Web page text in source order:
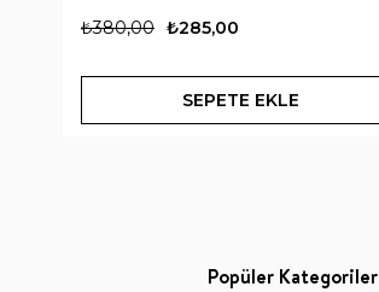
₺285,00
₺380,00
SEPETE EKLE
Popüler Kategoriler